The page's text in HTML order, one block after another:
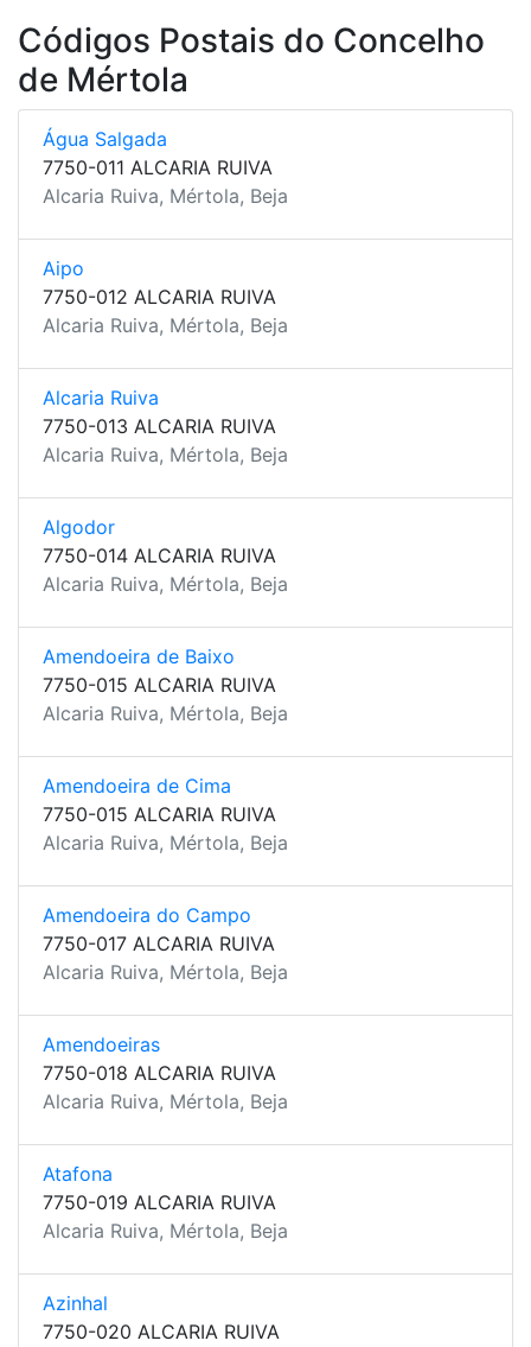
Códigos Postais do Concelho
de Mértola
Água Salgada
7750-011 ALCARIA RUIVA
Alcaria Ruiva, Mértola, Beja
Aipo
7750-012 ALCARIA RUIVA
Alcaria Ruiva, Mértola, Beja
Alcaria Ruiva
7750-013 ALCARIA RUIVA
Alcaria Ruiva, Mértola, Beja
Algodor
7750-014 ALCARIA RUIVA
Alcaria Ruiva, Mértola, Beja
Amendoeira de Baixo
7750-015 ALCARIA RUIVA
Alcaria Ruiva, Mértola, Beja
Amendoeira de Cima
7750-015 ALCARIA RUIVA
Alcaria Ruiva, Mértola, Beja
Amendoeira do Campo
7750-017 ALCARIA RUIVA
Alcaria Ruiva, Mértola, Beja
Amendoeiras
7750-018 ALCARIA RUIVA
Alcaria Ruiva, Mértola, Beja
Atafona
7750-019 ALCARIA RUIVA
Alcaria Ruiva, Mértola, Beja
Azinhal
7750-020 ALCARIA RUIVA